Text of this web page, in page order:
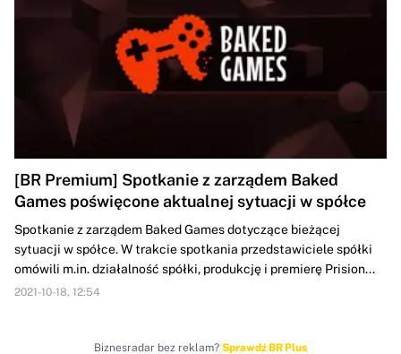
[BR Premium] Spotkanie z zarządem Baked
Games poświęcone aktualnej sytuacji w spółce
Spotkanie z zarządem Baked Games dotyczące bieżącej
sytuacji w spółce. W trakcie spotkania przedstawiciele spółki
omówili m.in. działalność spółki, produkcję i premierę Prision...
2021-10-18, 12:54
Biznesradar bez reklam? Sprawdź BR Plus